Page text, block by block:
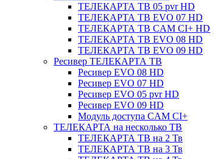
ТЕЛЕКАРТА ТВ 05 pvr HD
ТЕЛЕКАРТА ТВ EVO 07 HD
ТЕЛЕКАРТА ТВ CAM CI+ HD
ТЕЛЕКАРТА ТВ EVO 08 HD
ТЕЛЕКАРТА ТВ EVO 09 HD
Ресивер ТЕЛЕКАРТА ТВ
Ресивер EVO 08 HD
Ресивер EVO 07 HD
Ресивер EVO 05 pvr HD
Ресивер EVO 09 HD
Модуль доступа CAM CI+
ТЕЛЕКАРТА на несколько ТВ
ТЕЛЕКАРТА ТВ на 2 Тв
ТЕЛЕКАРТА ТВ на 3 Тв